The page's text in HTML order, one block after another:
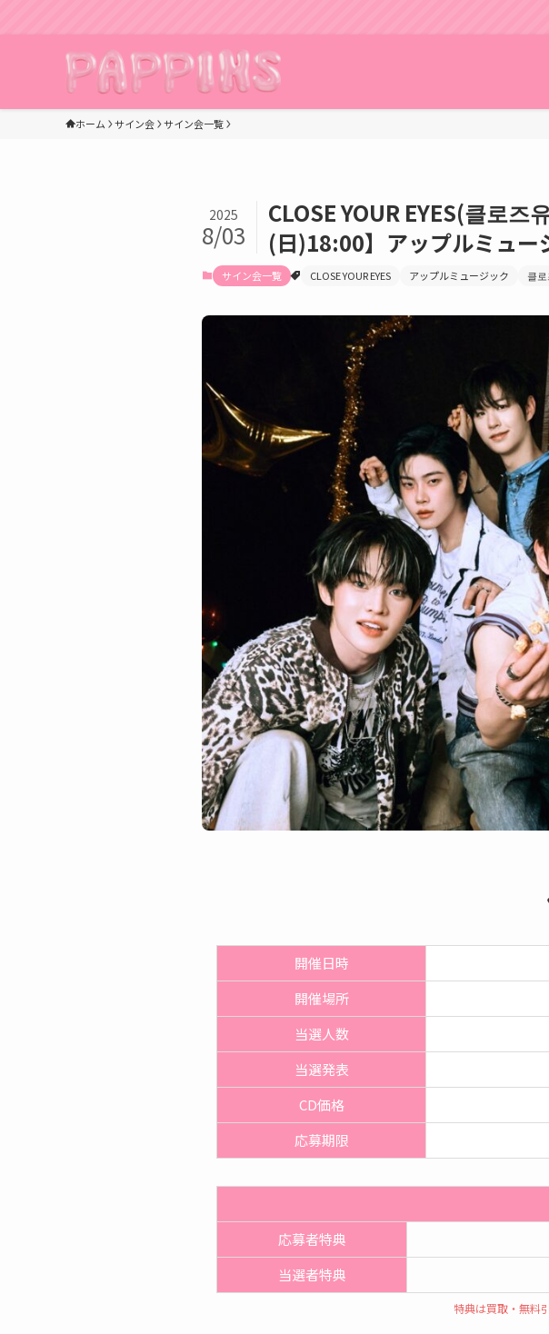
K-POPの
ホーム サイン会 サイン会一覧
CLOSE YOUR EYES(클로
(日)18:00】アップルミュ
2025
8/03
サイン会一覧 CLOSE YOUR EYES アップルミュージック 클
開催日時
開催場所
当選人数
当選発表
CD価格
応募期限
応募者特典
当選者特典
特典は買取・無料